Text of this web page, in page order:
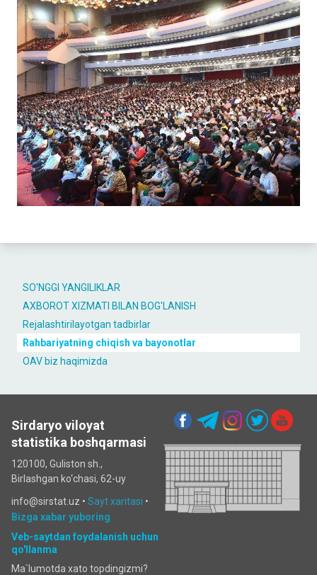
SO'NGGI YANGILIKLAR
AXBOROT XIZMATI BILAN BOG'LANISH
Rejalashtirilayotgan tadbirlar
Rahbariyatning chiqish va bayonotlar
OAV biz haqimizda
Sirdaryo viloyat
statistika boshqarmasi
120100, Guliston sh.,
Birlashgan ko‘chаsi, 62-uy
info@sirstat.uz • Sayt xaritasi •
Bizga xabar yuboring
Veb-saytdan foydalanish uchun
qo'llanma
Ma`lumotda xato topdingizmi?